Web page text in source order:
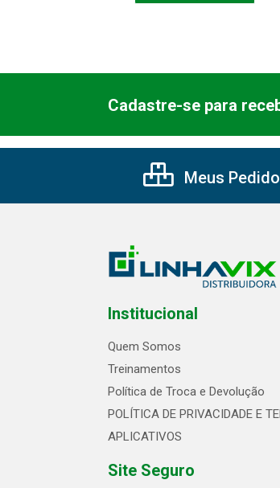
Cadastre-se para
Meus
Institucional
Quem Somos
Treinamentos
Política de Troca e Devolução
POLÍTICA DE PRIVACIDADE E
APLICATIVOS
Site Seguro